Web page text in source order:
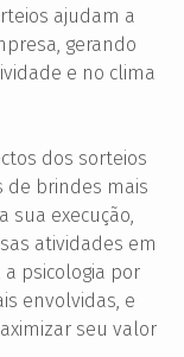
ajudam a
gerando
e no clima
dos sorteios
de brindes mais
sua execução,
atividades em
psicologia por
envolvidas, e
seu valor